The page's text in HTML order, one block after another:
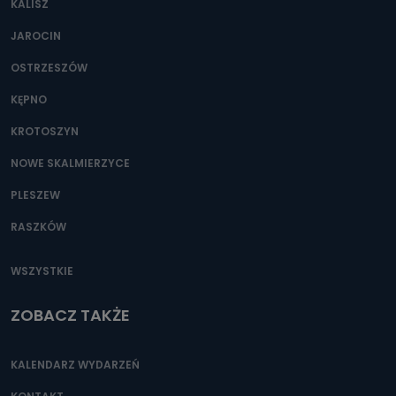
Można to zrobić pod numerem telefonu 62 735-51-05 lub
KALISZ
JAROCIN
OSTRZESZÓW
KĘPNO
KROTOSZYN
NOWE SKALMIERZYCE
PLESZEW
RASZKÓW
WSZYSTKIE
ZOBACZ TAKŻE
KALENDARZ WYDARZEŃ